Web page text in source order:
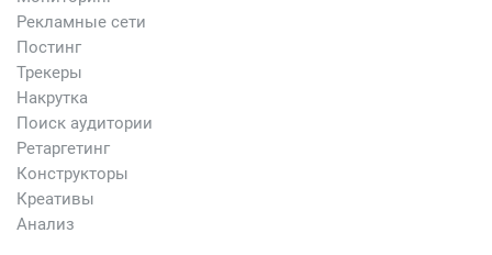
Рекламные сети
Постинг
Трекеры
Накрутка
Поиск аудитории
Ретаргетинг
Конструкторы
Креативы
Анализ